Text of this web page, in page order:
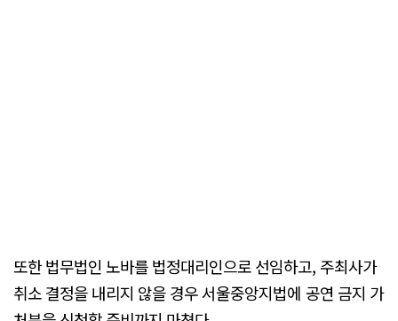
또한 법무법인 노바를 법정대리인으로 선임하고, 주최사가
취소 결정을 내리지 않을 경우 서울중앙지법에 공연 금지 가